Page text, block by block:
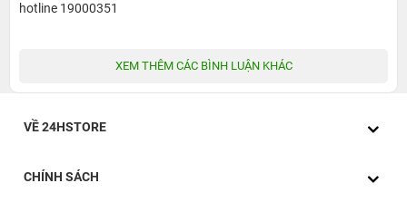
hotline 19000351
XEM THÊM CÁC BÌNH LUẬN KHÁC
VỀ 24HSTORE
CHÍNH SÁCH